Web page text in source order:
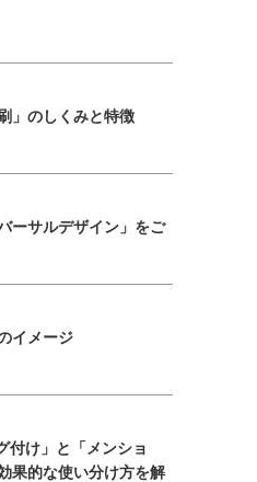
」のしくみと特徴
ーサルデザイン」をご
イメージ
付け」と「メンショ
果的な使い分け方を解